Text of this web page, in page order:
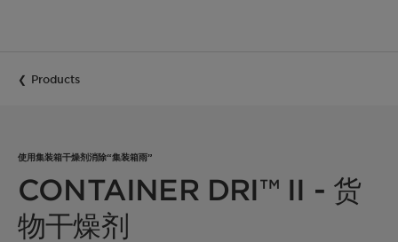
Products
使用集装箱干燥剂消除“集装箱雨”
CONTAINER DRI™ II - 货
物干燥剂